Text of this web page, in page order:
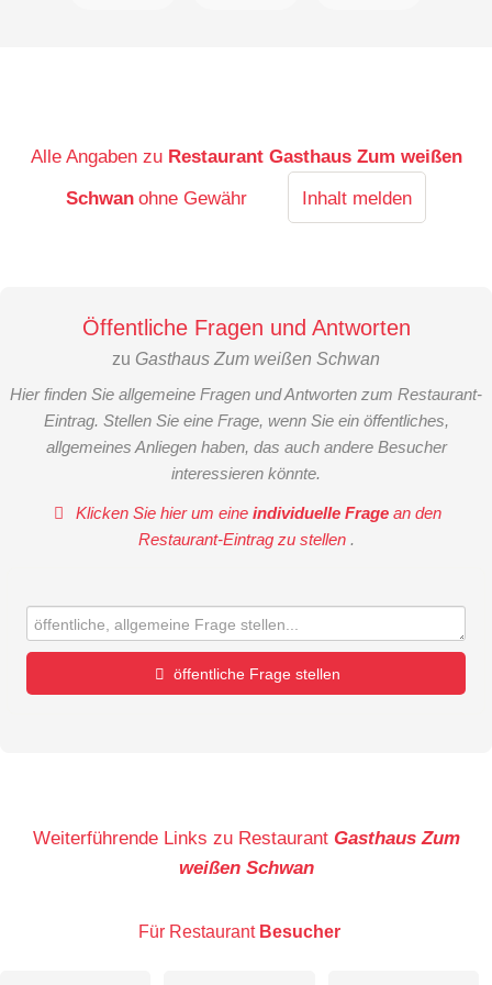
Alle Angaben zu Restaurant Gasthaus Zum weißen
Schwan ohne Gewähr Inhalt melden
Öffentliche Fragen und Antworten
zu Gasthaus Zum weißen Schwan
Hier finden Sie allgemeine Fragen und Antworten zum Restaurant-
Eintrag. Stellen Sie eine Frage, wenn Sie ein öffentliches,
allgemeines Anliegen haben, das auch andere Besucher
interessieren könnte.
Klicken Sie hier um eineindividuelle Frage an den
Restaurant-Eintrag zu stellen .
öffentliche Frage stellen
Weiterführende Links zu Restaurant Gasthaus Zum
weißen Schwan
Für Restaurant Besucher